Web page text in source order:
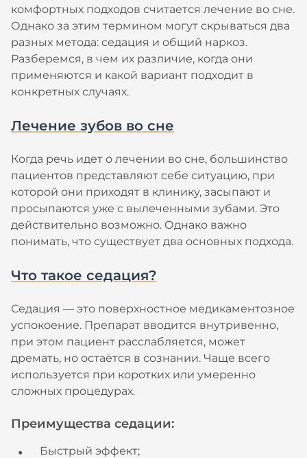
комфортных подходов считается лечение во сне.
Однако за этим термином могут скрываться два
разных метода: седация и общий наркоз.
Разберемся, в чем их различие, когда они
применяются и какой вариант подходит в
конкретных случаях.
Лечение зубов во сне
Когда речь идет о лечении во сне, большинство
пациентов представляют себе ситуацию, при
которой они приходят в клинику, засыпают и
просыпаются уже с вылеченными зубами. Это
действительно возможно. Однако важно
понимать, что существует два основных подхода.
Что такое седация?
Седация — это поверхностное медикаментозное
успокоение. Препарат вводится внутривенно,
при этом пациент расслабляется, может
дремать, но остаётся в сознании. Чаще всего
используется при коротких или умеренно
сложных процедурах.
Преимущества седации:
Быстрый эффект;